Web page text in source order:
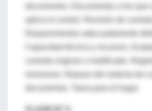
aplica el control. Revisión de contrato.
Requerimientos adecuadamente
Capacidad técnica y recursos.
contrato original o modificado.
documentos. Tarea para el hogar